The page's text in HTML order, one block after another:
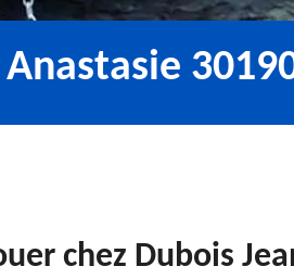
chez Dubois